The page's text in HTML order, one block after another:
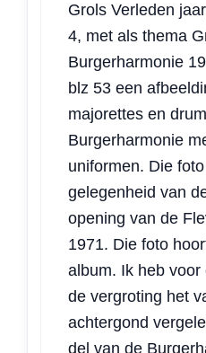
Grols Verleden
4, met als thema
Burgerharmonie
blz 53 een
majorettes en
Burgerharmonie
uniformen. Die
gelegenheid van
opening van de
1971. Die foto
album. Ik heb voor
de vergroting het
achtergond
del van de